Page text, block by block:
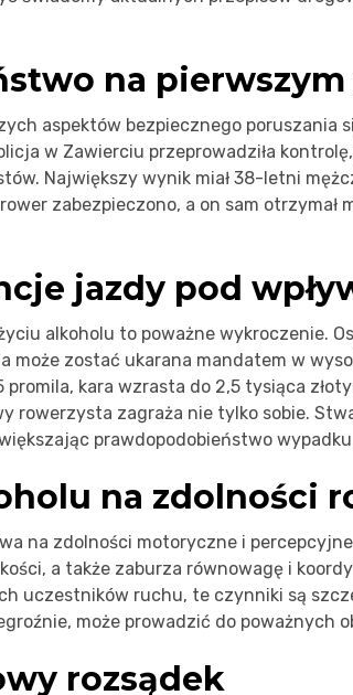
na
aspektów bezpiecznego poruszania
w Zawierciu przeprowadziła
Największy wynik miał 38-letni
zabezpieczono, a on sam otrzymał
jazdy pod
alkoholu to poważne wykroczenie.
może zostać ukarana mandatem w
kara wzrasta do 2,5 tysiąca
rowerzysta zagraża nie tylko sobie.
prawdopodobieństwo
na zdolności
na zdolności motoryczne i
a także zaburza równowagę i
uczestników ruchu, te czynniki są
może prowadzić do poważnych
rozsądek